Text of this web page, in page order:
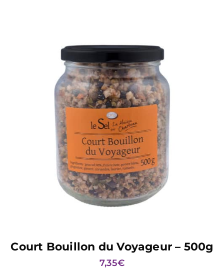
Court Bouillon du Voyageur – 500g
7,35€